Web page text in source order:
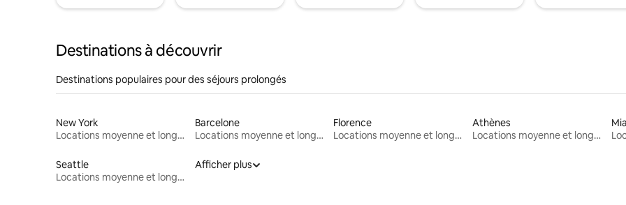
Destinations à découvrir
Destinations populaires pour des séjours prolongés
New York
Locations moyenne et longue durée
Barcelone
Locations moyenne et longue durée
Florence
Locations moyenne et longue durée
Athènes
Locations moyenne et longue durée
Seattle
Locations moyenne et longue durée
Afficher plus